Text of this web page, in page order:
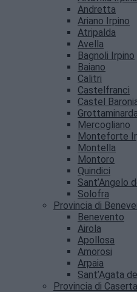
Andretta
Ariano Irpino
Atripalda
Avella
Bagnoli Irpino
Baiano
Calitri
Castelfranci
Castel
Grottaminarda
Mercogliano
Monteforte
Montella
Montoro
Quindici
Sant’Angelo
Solofra
Provincia di
Benevento
Airola
Apollosa
Amorosi
Arpaia
Sant’Agata
Provincia di Caserta